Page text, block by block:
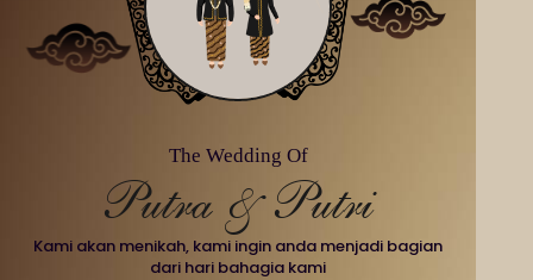
The Wedding Of
Putra & Putri
Kami akan menikah, kami ingin anda menjadi bagian
dari hari bahagia kami